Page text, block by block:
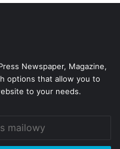
Newspaper, Magazine,
options that allow you to
to your needs.